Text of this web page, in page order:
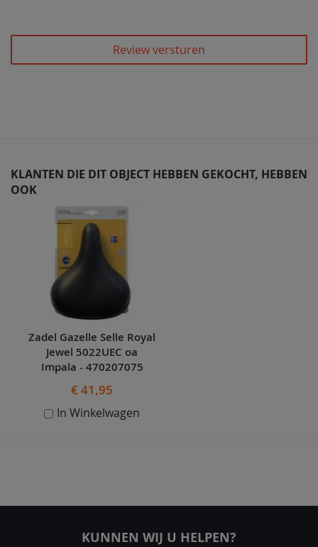
Review versturen
KLANTEN DIE DIT OBJECT HEBBEN GEKOCHT, HEBBEN
OOK
carousel
Zadel Gazelle Selle Royal
Jewel 5022UEC oa
Impala - 470207075
€ 41,95
In Winkelwagen
KUNNEN WIJ U HELPEN?